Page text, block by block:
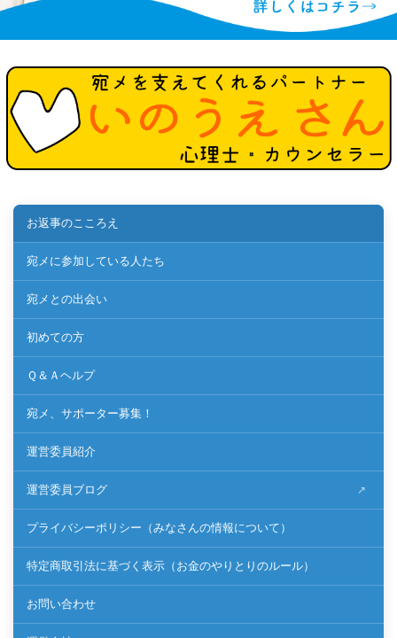
お返事のこころえ
宛メに参加している人たち
宛メとの出会い
初めての方
Ｑ＆Ａヘルプ
宛メ、サポーター募集！
運営委員紹介
運営委員ブログ
プライバシーポリシー（みなさんの情報について）
特定商取引法に基づく表示（お金のやりとりのルール）
お問い合わせ